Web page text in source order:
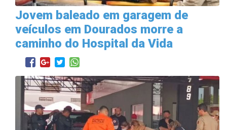
Jovem baleado em garagem de
veículos em Dourados morre a
caminho do Hospital da Vida